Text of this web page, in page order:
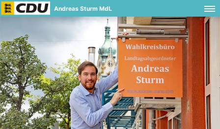
Andreas Sturm MdL